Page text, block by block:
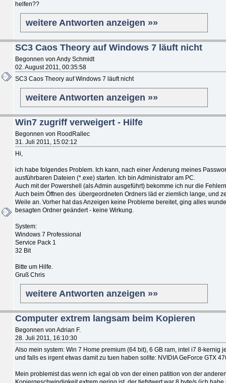
helfen??
weitere Antworten anzeigen »»
SC3 Caos Theory auf Windows 7 läuft nicht
Begonnen von Andy Schmidt
02. August 2011, 00:35:58
SC3 Caos Theory auf Windows 7 läuft nicht
weitere Antworten anzeigen »»
Win7 zugriff verweigert - Hilfe
Begonnen von RoodRallec
31. Juli 2011, 15:02:12
Hi,
ich habe folgendes Problem. Ich kann, nach einer Änderung meines
ausführbaren Dateien (*.exe) starten. Ich bin Administrator am PC.
Auch mit der Powershell (als Admin ausgeführt) bekomme ich nur die
Auch beim Öffnen des übergeordneten Ordners läd er ziemlich lange, und
Weile an. Vorher hat das Anzeigen keine Probleme bereitet, ging alles
besagten Ordner geändert - keine Wirkung.
System:
Windows 7 Professional
Service Pack 1
32 Bit
Bitte um Hilfe.
Gruß Chris
weitere Antworten anzeigen »»
Computer extrem langsam beim Kopieren
Begonnen von Adrian F.
28. Juli 2011, 16:10:30
Also mein system: Win 7 Home premium (64 bit), 6 GB ram, intel i7 8-kernig
und falls es irgent etwas damit zu tuen haben sollte: NVIDIA GeForce GTX
Mein problemist das wenn ich egal ob von der einen patition von der